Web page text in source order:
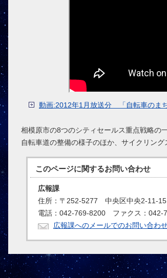
動画:2012年1月放送分 「自転車のま
相模原市の8つのシティセールス重点戦略の
自転車道の整備の様子のほか、サイクリン
このページに関するお問い合わせ
広報課
住所：〒252-5277 中央区中央2-11-
電話：042-769-8200 ファクス：042-
広報課へのメールでのお問い合わ